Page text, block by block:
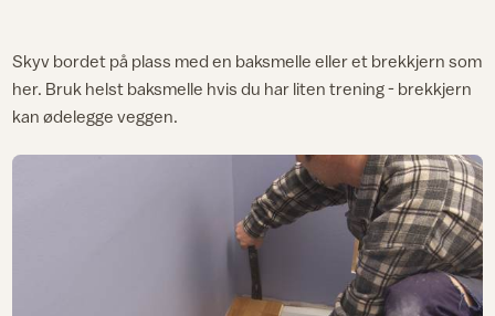
Skyv bordet på plass med en baksmelle eller et brekkjern som
her. Bruk helst baksmelle hvis du har liten trening - brekkjern
kan ødelegge veggen.